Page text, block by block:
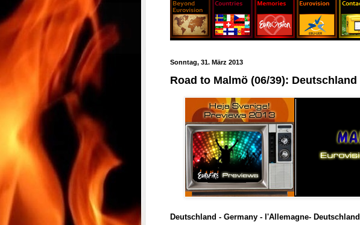
Sonntag, 31. März 2013
Road to Malmö (06/39): Deutschland
Deutschland - Germany - l'Allemagne- Deutschland